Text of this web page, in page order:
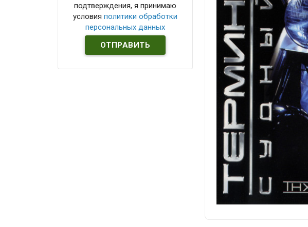
подтверждения, я принимаю
условияполитики обработки
персональных данных